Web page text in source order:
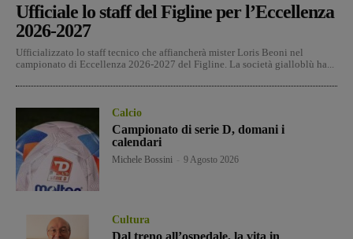
Ufficiale lo staff del Figline per l’Eccellenza
2026-2027
Ufficializzato lo staff tecnico che affiancherà mister Loris Beoni nel
campionato di Eccellenza 2026-2027 del Figline. La società gialloblù ha...
Calcio
Campionato di serie D, domani i
calendari
Michele Bossini 9 Agosto 2026
Cultura
Dal treno all’ospedale, la vita in